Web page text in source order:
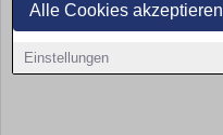
Alle Cookies akzeptieren
Einstellungen